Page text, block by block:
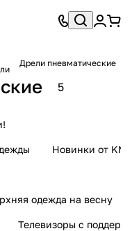
Дрели пневматические
5
Новинки от KMI
одежда на весну
Телевизоры с